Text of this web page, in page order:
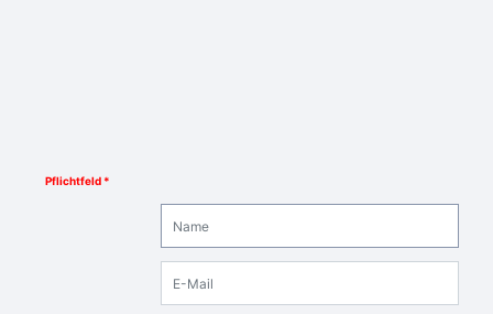
Pflichtfeld *